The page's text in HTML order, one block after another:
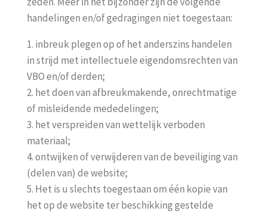
handelingen en/of gedragingen niet toegestaan:
1. inbreuk plegen op of het anderszins handelen
in strijd met intellectuele eigendomsrechten van
VBO en/of derden;
2. het doen van afbreukmakende, onrechtmatige
of misleidende mededelingen;
3. het verspreiden van wettelijk verboden
materiaal;
4. ontwijken of verwijderen van de beveiliging van
(delen van) de website;
5. Het is u slechts toegestaan om één kopie van
het op de website ter beschikking gestelde